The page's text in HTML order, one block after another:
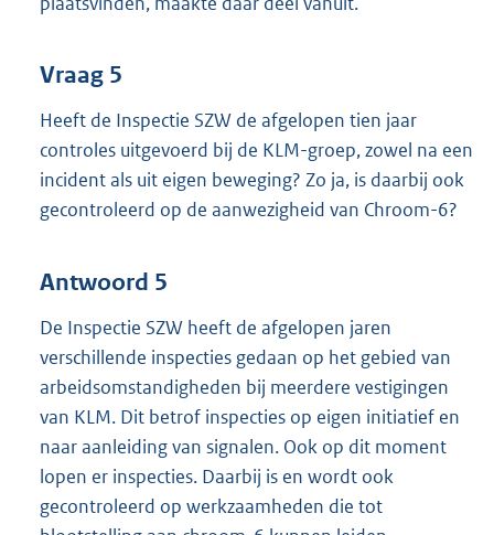
Vraag 5
Heeft de Inspectie SZW de afgelopen tien jaar
controles uitgevoerd bij de KLM-groep, zowel na een
incident als uit eigen beweging? Zo ja, is daarbij ook
gecontroleerd op de aanwezigheid van Chroom-6?
Antwoord 5
De Inspectie SZW heeft de afgelopen jaren
verschillende inspecties gedaan op het gebied van
arbeidsomstandigheden bij meerdere vestigingen
van KLM. Dit betrof inspecties op eigen initiatief en
naar aanleiding van signalen. Ook op dit moment
lopen er inspecties. Daarbij is en wordt ook
gecontroleerd op werkzaamheden die tot